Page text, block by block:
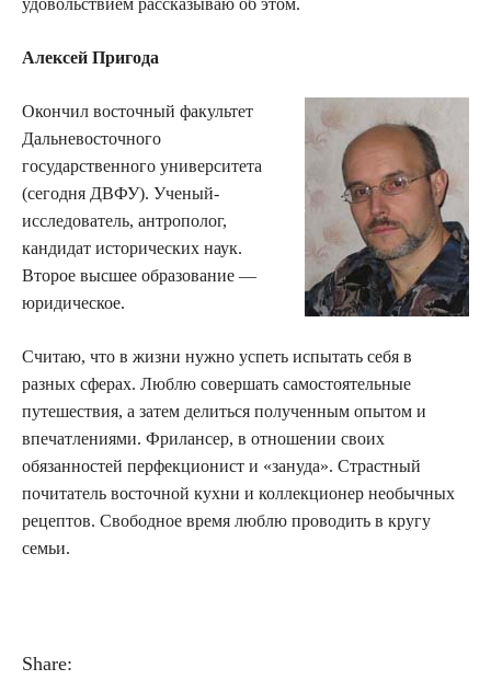
удовольствием рассказываю об этом.
Алексей Пригода
Окончил восточный факультет
Дальневосточного
государственного университета
(сегодня ДВФУ). Ученый-
исследователь, антрополог,
кандидат исторических наук.
Второе высшее образование —
юридическое.
Считаю, что в жизни нужно успеть испытать себя в
разных сферах. Люблю совершать самостоятельные
путешествия, а затем делиться полученным опытом и
впечатлениями. Фрилансер, в отношении своих
обязанностей перфекционист и «зануда». Страстный
почитатель восточной кухни и коллекционер необычных
рецептов. Свободное время люблю проводить в кругу
семьи.
Share: